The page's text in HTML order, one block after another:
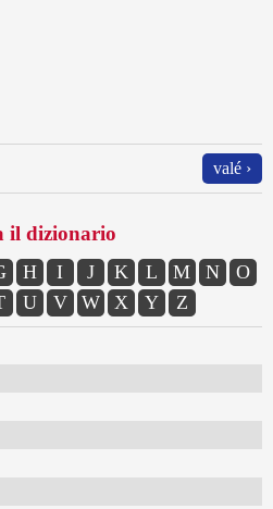
valé ›
il dizionario
H I J K L M N
O
U V W X Y Z